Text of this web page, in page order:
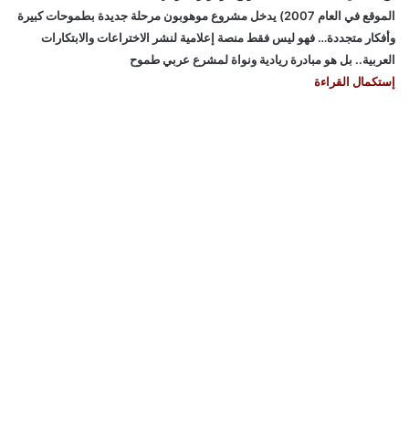
الموقع في العام 2007) يدخل مشروع موهوبون مرحلة جديدة بطموحات كبيرة
وأفكار متجددة… فهو ليس فقط منصة إعلامية لنشر الاختراعات والابتكارات
العربية.. بل هو مبادرة ريادية ونواة لمشرع عربي طموح
إستكمال القراءة